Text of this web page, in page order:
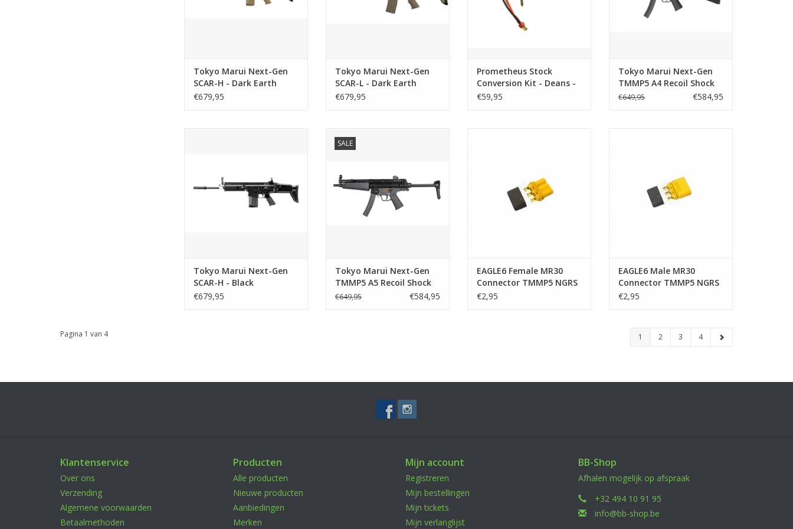
Tokyo Marui Next-Gen
SCAR-H - Dark Earth
€679,95
Tokyo Marui Next-Gen
SCAR-L - Dark Earth
€679,95
Prometheus Stock
Conversion Kit - Deans -
TM M4 NGRS Sopmod
€59,95
Tokyo Marui Next-Gen
TMMP5 A4 Recoil Shock
€649,95 €584,95
Tokyo Marui Next-Gen
SCAR-H - Black
€679,95
SALE
Tokyo Marui Next-Gen
TMMP5 A5 Recoil Shock
€649,95 €584,95
EAGLE6 Female MR30
Connector TMMP5 NGRS
€2,95
EAGLE6 Male MR30
Connector TMMP5 NGRS
€2,95
Pagina 1 van 4 1 2 3 4
Klantenservice
Over ons
Verzending
Algemene voorwaarden
Betaalmethoden
Producten
Alle producten
Nieuwe producten
Aanbiedingen
Merken
Mijn account
Registreren
Mijn bestellingen
Mijn tickets
Mijn verlanglijst
BB-Shop
Afhalen mogelijk op afspraak
+32 494 10 91 95
info@bb-shop.be